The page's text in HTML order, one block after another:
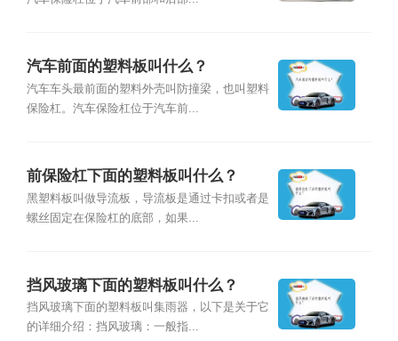
汽车前面的塑料板叫什么？
汽车车头最前面的塑料外壳叫防撞梁，也叫塑料
保险杠。汽车保险杠位于汽车前...
前保险杠下面的塑料板叫什么？
黑塑料板叫做导流板，导流板是通过卡扣或者是
螺丝固定在保险杠的底部，如果...
挡风玻璃下面的塑料板叫什么？
挡风玻璃下面的塑料板叫集雨器，以下是关于它
的详细介绍：挡风玻璃：一般指...